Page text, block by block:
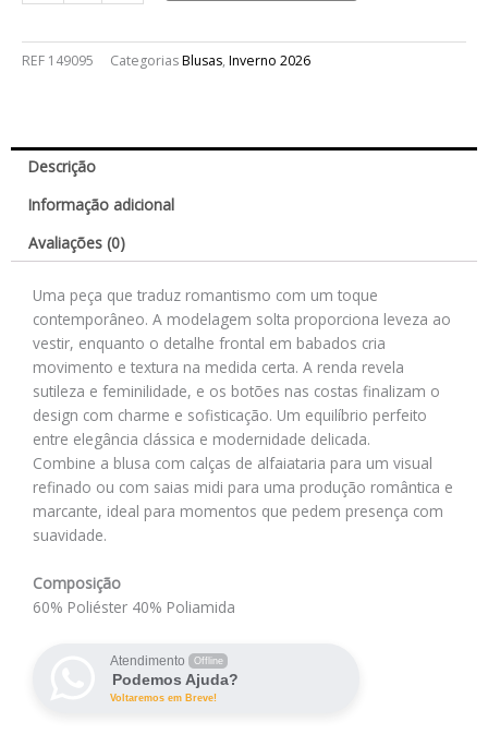
REF 149095 CategoriasBlusas, Inverno 2026
Descrição
Informação adicional
Avaliações (0)
Uma peça que traduz romantismo com um toque
contemporâneo. A modelagem solta proporciona leveza ao
vestir, enquanto o detalhe frontal em babados cria
movimento e textura na medida certa. A renda revela
sutileza e feminilidade, e os botões nas costas finalizam o
design com charme e sofisticação. Um equilíbrio perfeito
entre elegância clássica e modernidade delicada.
Combine a blusa com calças de alfaiataria para um visual
refinado ou com saias midi para uma produção romântica e
marcante, ideal para momentos que pedem presença com
suavidade.
Composição
60% Poliéster 40% Poliamida
Atendimento Offline
Podemos Ajuda?
Voltaremos em Breve!